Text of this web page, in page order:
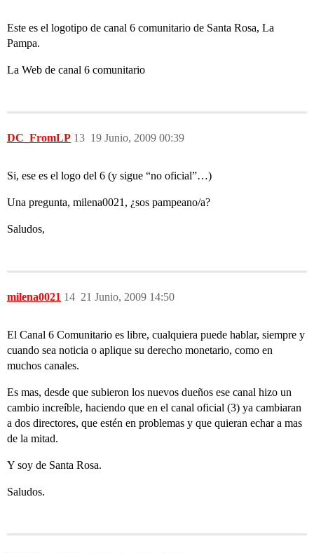
Este es el logotipo de canal 6 comunitario de Santa Rosa, La
Pampa.
La Web de canal 6 comunitario
DC_FromLP 19 Junio, 2009 00:39
13
Si, ese es el logo del 6 (y sigue “no oficial”…)
Una pregunta, milena0021, ¿sos pampeano/a?
Saludos,
milena0021 21 Junio, 2009 14:50
14
El Canal 6 Comunitario es libre, cualquiera puede hablar, siempre y
cuando sea noticia o aplique su derecho monetario, como en
muchos canales.
Es mas, desde que subieron los nuevos dueños ese canal hizo un
cambio increíble, haciendo que en el canal oficial (3) ya cambiaran
a dos directores, que estén en problemas y que quieran echar a mas
de la mitad.
Y soy de Santa Rosa.
Saludos.